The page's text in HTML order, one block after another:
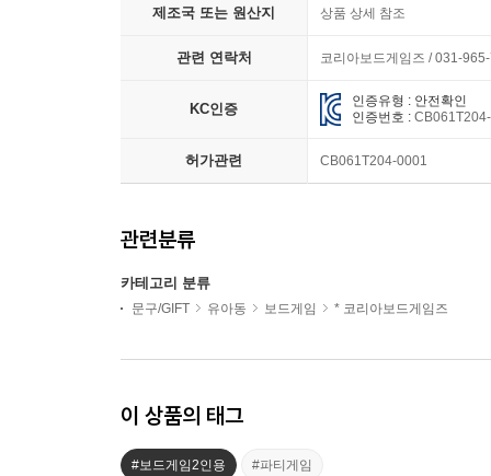
제조국 또는 원산지 상품 상세 참조
관련 연락처 코리아보드게임즈 / 031-
KC인증
인증유형 : 안전확인
인증번호 :
허가관련 CB061T204-0001
관련분류
카테고리 분류
문구/GIFT 유아동 보드게임 * 코리아보드게임즈
이 상품의 태그
#보드게임2인용 #파티게임